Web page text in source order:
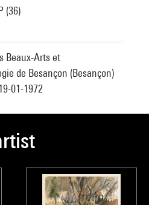
(36)
Beaux-Arts et
de Besançon (Besançon)
01-1972